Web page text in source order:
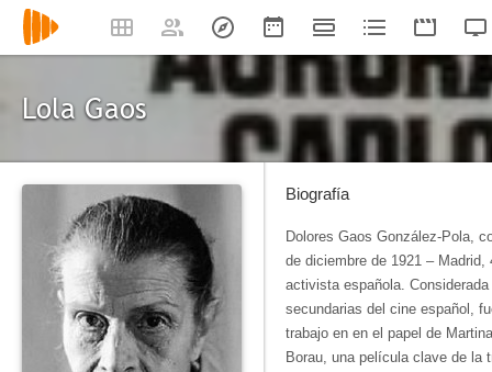
Lola Gaos
Biografía
Dolores Gaos González-Pola,
de diciembre de 1921 –
activista española.
secundarias del cine español,
trabajo en en el papel de
Borau, una película clave de la